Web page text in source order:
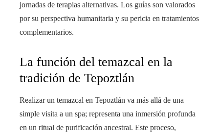
jornadas de terapias alternativas. Los guías son valorados
por su perspectiva humanitaria y su pericia en tratamientos
complementarios.
La función del temazcal en la
tradición de Tepoztlán
Realizar un temazcal en Tepoztlán va más allá de una
simple visita a un spa; representa una inmersión profunda
en un ritual de purificación ancestral. Este proceso,